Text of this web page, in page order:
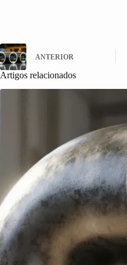
ANTERIOR
Artigos relacionados